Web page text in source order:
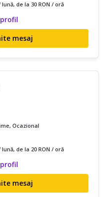
lună, de la 30 RON / oră
mesaj
Ocazional
lună, de la 20 RON / oră
mesaj